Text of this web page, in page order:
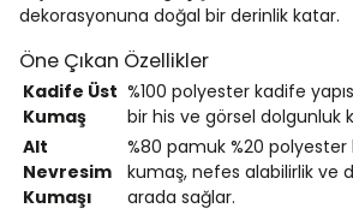
dekorasyonuna doğal bir derinlik katar.
Öne Çıkan Özellikler
Kadife Üst
Kumaş
%100 polyester kadife
bir his ve görsel dolgunluk
Alt
Nevresim
Kumaşı
%80 pamuk %20 polyester
kumaş, nefes alabilirlik ve
arada sağlar.